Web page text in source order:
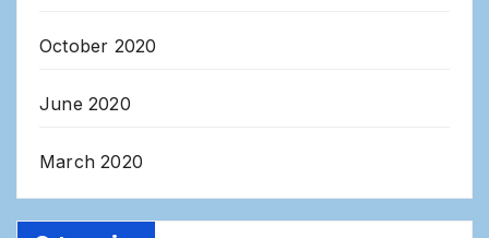
October 2020
June 2020
March 2020